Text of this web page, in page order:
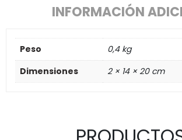
INFORMACIÓN
Peso
0,4 kg
Dimensiones
2 × 14 × 20 cm